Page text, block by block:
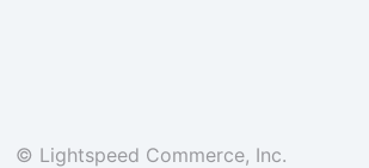
© Lightspeed Commerce, Inc.